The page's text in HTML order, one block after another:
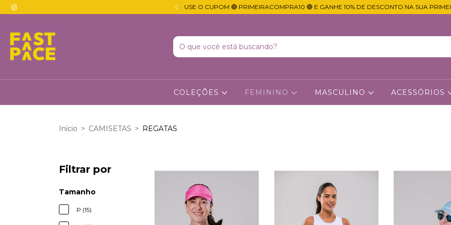
· DESCONTO DE 5% NO PIX 🔵 USE O CUPOM 🔴 PRIMEIRACOMPRA10 🔴 E GANHE 10% DE DESCONTO NA SUA
COLEÇÕES FEMININO MASCULINO ACESSÓRIOS
Início > CAMISETAS > REGATAS
Filtrar por
Tamanho
P (15)